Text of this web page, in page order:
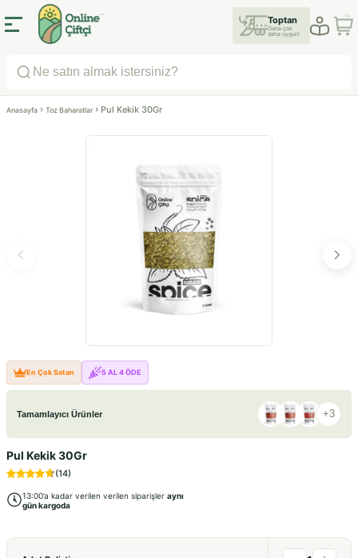
Toptan
Daha çok
daha uygun!
Anasayfa Toz Baharatlar Pul Kekik 30Gr
En Çok Satan 5 AL 4 ÖDE
Tamamlayıcı Ürünler +3
Pul Kekik 30Gr
(14)
13:00’a kadar verilen verilen siparişler aynı
gün kargoda